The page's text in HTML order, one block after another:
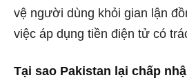
vệ người dùng khỏi gian lận
việc áp dụng tiền điện tử có
Tại sao Pakistan lại chấp